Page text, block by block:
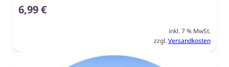
6,99€
inkl. 7 % MwSt.
zzgl.Versandkosten